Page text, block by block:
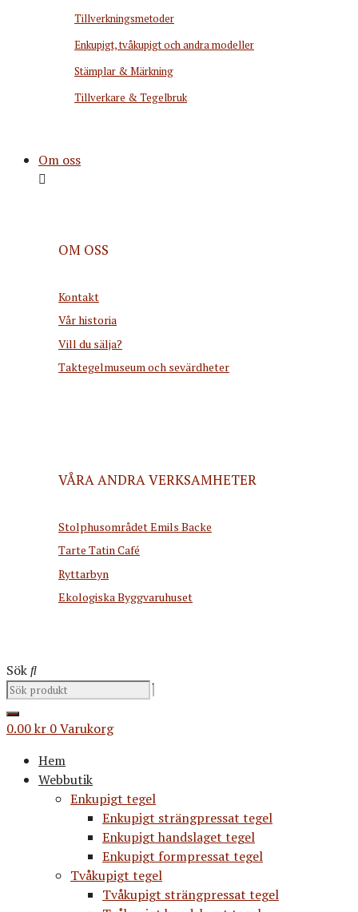
Tillverkningsmetoder
Enkupigt, tvåkupigt och andra modeller
Stämplar & Märkning
Tillverkare & Tegelbruk
Om oss
OM OSS
Kontakt
Vår historia
Vill du sälja?
Taktegelmuseum och sevärdheter
VÅRA ANDRA VERKSAMHETER
Stolphusområdet Emils Backe
Tarte Tatin Café
Ryttarbyn
Ekologiska Byggvaruhuset
Sök
0.00kr 0Varukorg
Hem
Webbutik
Enkupigt tegel
Enkupigt strängpressat tegel
Enkupigt handslaget tegel
Enkupigt formpressat tegel
Tvåkupigt tegel
Tvåkupigt strängpressat tegel